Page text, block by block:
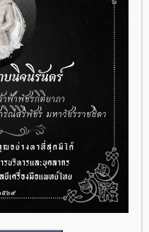
รยื่นคำขอจดทะเบียนสถาน
หม่)
รขึ้นทะเบียนเครื่องมือแพทย์